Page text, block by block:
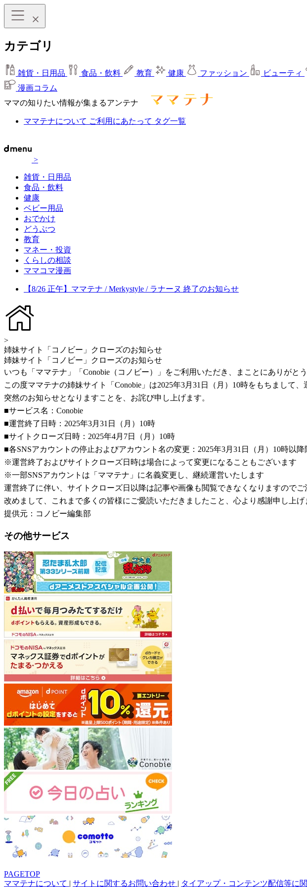
カテゴリ
雑貨・日用品 食品・飲料 教育 健康 ファッション ビューティ
漫画コラム
ママの知りたい情報が集まるアンテナ
ママテナについて ご利用にあたって タグ一覧
>
雑貨・日用品
食品・飲料
健康
ベビー用品
おでかけ
どうぶつ
教育
マネー・投資
くらしの相談
ママコマ漫画
【8/26 正午】ママテナ / Merkystyle / ラナーヌ 終了のお知らせ
>
姉妹サイト「コノビー」クローズのお知らせ
姉妹サイト「コノビー」クローズのお知らせ
いつも「ママテナ」「Conobie（コノビー）」をご利用いただき、まことにありがとう
この度ママテナの姉妹サイト「Conobie」は2025年3月31日（月）10時をもちまして
突然のお知らせとなりますことを、お詫び申し上げます。
■サービス名：Conobie
■運営終了日時：2025年3月31日（月）10時
■サイトクローズ日時：2025年4月7日（月）10時
■各SNSアカウントの停止およびアカウント名の変更：2025年3月31日（月）10時以降
※運営終了およびサイトクローズ日時は場合によって変更になることもございます
※一部SNSアカウントは「ママテナ」に名義変更し、継続運営いたします
運営終了に伴い、サイトクローズ日以降は記事や画像も閲覧できなくなりますのでご
改めまして、これまで多くの皆様にご愛読いただきましたこと、心より感謝申し上げ
提供元：コノビー編集部
その他サービス
PAGETOP
ママテナについて | サイトに関するお問い合わせ | タイアップ・コンテンツ配信等に